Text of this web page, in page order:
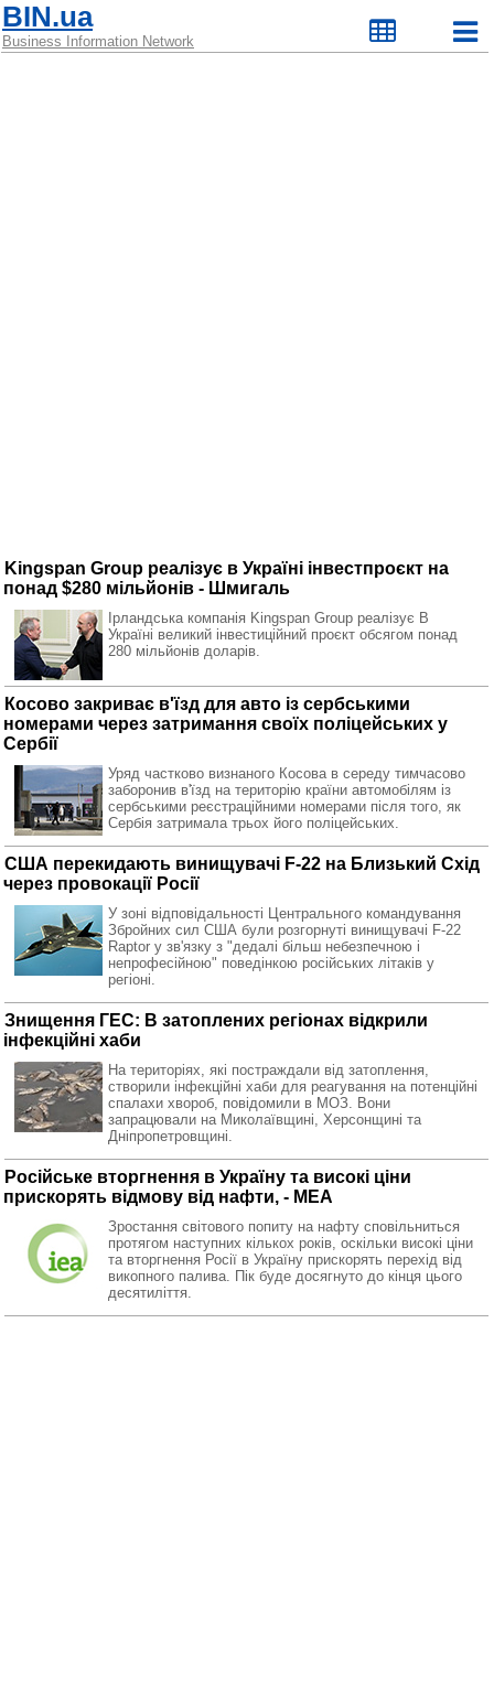
BIN.ua
Business Information Network
Kingspan Group реалізує в Україні інвестпроєкт на
понад $280 мільйонів - Шмигаль
Ірландська компанія Kingspan Group реалізує В
Україні великий інвестиційний проєкт обсягом понад
280 мільйонів доларів.
Косово закриває в'їзд для авто із сербськими
номерами через затримання своїх поліцейських у
Сербії
Уряд частково визнаного Косова в середу тимчасово
заборонив в'їзд на територію країни автомобілям із
сербськими реєстраційними номерами після того, як
Сербія затримала трьох його поліцейських.
США перекидають винищувачі F-22 на Близький Схід
через провокації Росії
У зоні відповідальності Центрального командування
Збройних сил США були розгорнуті винищувачі F-22
Raptor у зв'язку з "дедалі більш небезпечною і
непрофесійною" поведінкою російських літаків у
регіоні.
Знищення ГЕС: В затоплених регіонах відкрили
інфекційні хаби
На територіях, які постраждали від затоплення,
створили інфекційні хаби для реагування на потенційні
спалахи хвороб, повідомили в МОЗ. Вони
запрацювали на Миколаївщині, Херсонщині та
Дніпропетровщині.
Російське вторгнення в Україну та високі ціни
прискорять відмову від нафти, - МЕА
Зростання світового попиту на нафту сповільниться
протягом наступних кількох років, оскільки високі ціни
та вторгнення Росії в Україну прискорять перехід від
викопного палива. Пік буде досягнуто до кінця цього
десятиліття.